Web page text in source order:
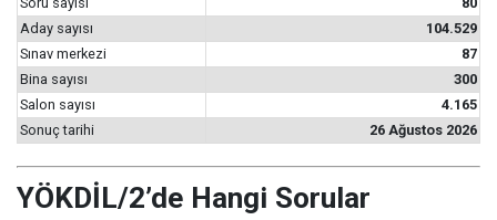
Aday sayısı
104.529
Sınav merkezi
87
Bina sayısı
300
Salon sayısı
4.165
Sonuç tarihi
26 Ağustos 2026
YÖKDİL/2’de Hangi Sorular